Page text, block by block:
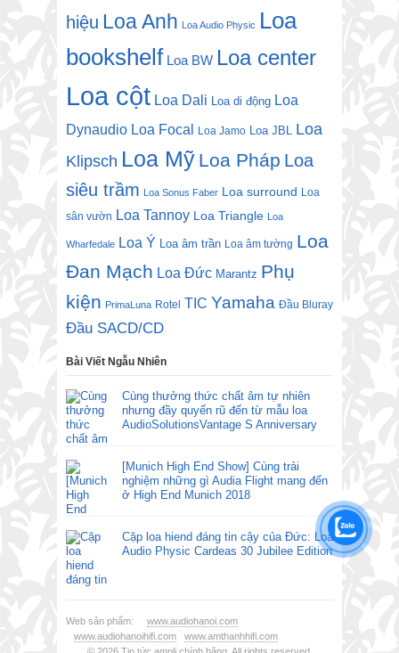
hiệu Loa Anh Loa Audio Physic Loa
bookshelf Loa BW Loa center
Loa cột Loa Dali Loa di động Loa
Dynaudio Loa Focal Loa Jamo Loa JBL Loa
Klipsch Loa Mỹ Loa Pháp Loa
siêu trầm
Loa Sonus Faber Loa surround Loa
sân vườn Loa Tannoy Loa Triangle Loa
Wharfedale Loa Ý Loa âm trần Loa âm tường Loa
Đan Mạch Loa Đức Marantz Phụ
kiện PrimaLuna Rotel TIC Yamaha Đầu Bluray
Đầu SACD/CD
Bài Viết Ngẫu Nhiên
Cùng thưởng thức chất âm tự nhiên
nhưng đầy quyến rũ đến từ mẫu loa
AudioSolutionsVantage S Anniversary
[Munich High End Show] Cùng trải
nghiệm những gì Audia Flight mang đến
ở High End Munich 2018
Cặp loa hiend đáng tin cậy của Đức: Loa
Audio Physic Cardeas 30 Jubilee Edition
Web sản phẩm: www.audiohanoi.com
www.audiohanoihifi.com
www.amthanhhifi.com